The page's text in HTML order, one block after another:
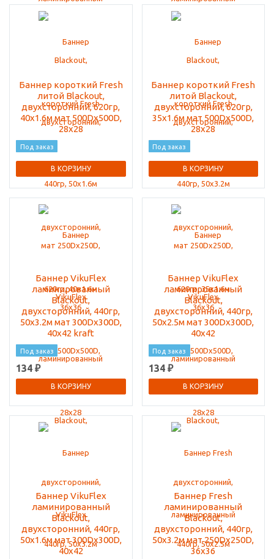
Баннер короткий Fresh
литой Blackout,
двухсторонний, 620гр,
40x1.6м мат 500Dx500D,
28x28
Под заказ
В КОРЗИНУ
Баннер короткий Fresh
литой Blackout,
двухсторонний, 620гр,
35x1.6м мат 500Dx500D,
28x28
Под заказ
В КОРЗИНУ
Баннер VikuFlex
ламинированный
Blackout,
двухсторонний, 440гр,
50x3.2м мат 300Dx300D,
40x42 kraft
Под заказ
134 ₽
В КОРЗИНУ
Баннер VikuFlex
ламинированный
Blackout,
двухсторонний, 440гр,
50x2.5м мат 300Dx300D,
40x42
Под заказ
134 ₽
В КОРЗИНУ
Баннер VikuFlex
ламинированный
Blackout,
двухсторонний, 440гр,
50x1.6м мат 300Dx300D,
40x42
Баннер Fresh
ламинированный
Blackout,
двухсторонний, 440гр,
50x3.2м мат 250Dx250D,
36x36